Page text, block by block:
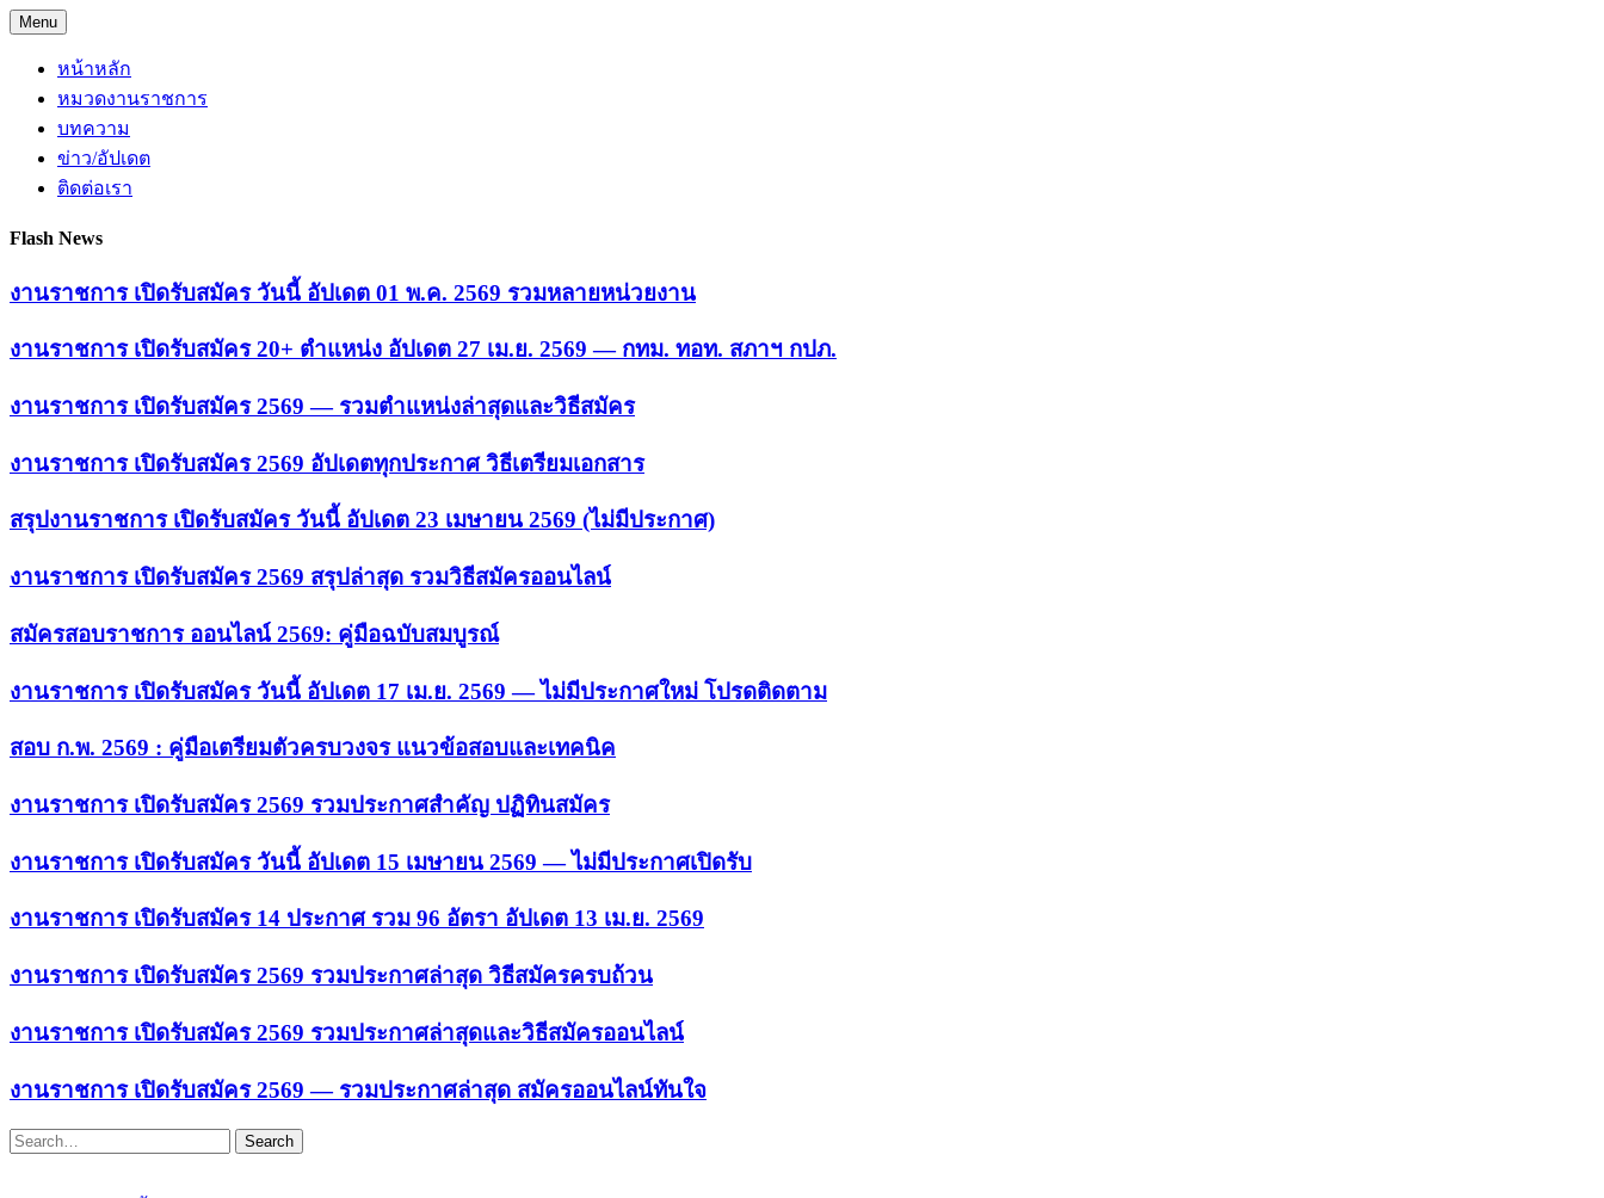
Skip
to
content
Menu
หน้าหลัก
หมวดงานราชการ
บทความ
ข่าว/อัปเดต
ติดต่อเรา
Flash News
งานราชการ เปิดรับสมัคร วันนี้ อัปเดต 01 พ.ค. 2569 รวมหลายหน่วยงาน
งานราชการ เปิดรับสมัคร 20+ ตำแหน่ง อัปเดต 27 เม.ย. 2569 — กทม. ทอท. สภาฯ กปภ.
งานราชการ เปิดรับสมัคร 2569 — รวมตำแหน่งล่าสุดและวิธีสมัคร
งานราชการ เปิดรับสมัคร 2569 อัปเดตทุกประกาศ วิธีเตรียมเอกสาร
สรุปงานราชการ เปิดรับสมัคร วันนี้ อัปเดต 23 เมษายน 2569 (ไม่มีประกาศ)
งานราชการ เปิดรับสมัคร 2569 สรุปล่าสุด รวมวิธีสมัครออนไลน์
สมัครสอบราชการ ออนไลน์ 2569: คู่มือฉบับสมบูรณ์
งานราชการ เปิดรับสมัคร วันนี้ อัปเดต 17 เม.ย. 2569 — ไม่มีประกาศใหม่ โปรดติดตาม
สอบ ก.พ. 2569 : คู่มือเตรียมตัวครบวงจร แนวข้อสอบและเทคนิค
งานราชการ เปิดรับสมัคร 2569 รวมประกาศสำคัญ ปฏิทินสมัคร
งานราชการ เปิดรับสมัคร วันนี้ อัปเดต 15 เมษายน 2569 — ไม่มีประกาศเปิดรับ
งานราชการ เปิดรับสมัคร 14 ประกาศ รวม 96 อัตรา อัปเดต 13 เม.ย. 2569
งานราชการ เปิดรับสมัคร 2569 รวมประกาศล่าสุด วิธีสมัครครบถ้วน
งานราชการ เปิดรับสมัคร 2569 รวมประกาศล่าสุดและวิธีสมัครออนไลน์
งานราชการ เปิดรับสมัคร 2569 — รวมประกาศล่าสุด สมัครออนไลน์ทันใจ
Search